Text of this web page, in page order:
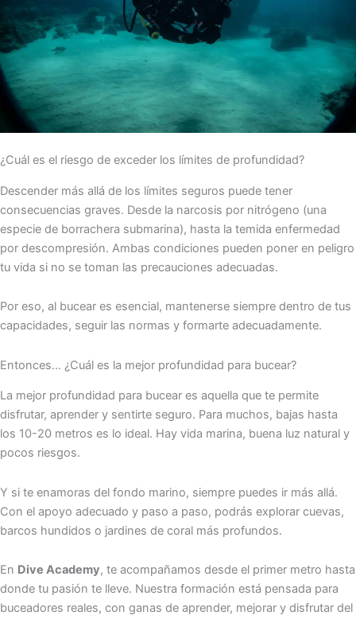
¿Cuál es el riesgo de exceder los límites de profundidad?
Descender más allá de los límites seguros puede tener
consecuencias graves. Desde la narcosis por nitrógeno (una
especie de borrachera submarina), hasta la temida enfermedad
por descompresión. Ambas condiciones pueden poner en peligro
tu vida si no se toman las precauciones adecuadas.
Por eso, al bucear es esencial, mantenerse siempre dentro de tus
capacidades, seguir las normas y formarte adecuadamente.
Entonces… ¿Cuál es la mejor profundidad para bucear?
La mejor profundidad para bucear es aquella que te permite
disfrutar, aprender y sentirte seguro. Para muchos, bajas hasta
los 10-20 metros es lo ideal. Hay vida marina, buena luz natural y
pocos riesgos.
Y si te enamoras del fondo marino, siempre puedes ir más allá.
Con el apoyo adecuado y paso a paso, podrás explorar cuevas,
barcos hundidos o jardines de coral más profundos.
En Dive Academy, te acompañamos desde el primer metro hasta
donde tu pasión te lleve. Nuestra formación está pensada para
buceadores reales, con ganas de aprender, mejorar y disfrutar del